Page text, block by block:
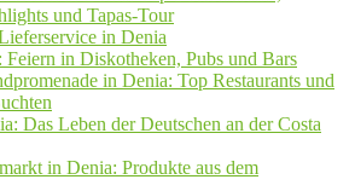
und Tapas-Tour
in Denia
Feiern in Diskotheken, Pubs und Bars
in Denia: Top Restaurants und
Das Leben der Deutschen an der Costa
in Denia: Produkte aus dem